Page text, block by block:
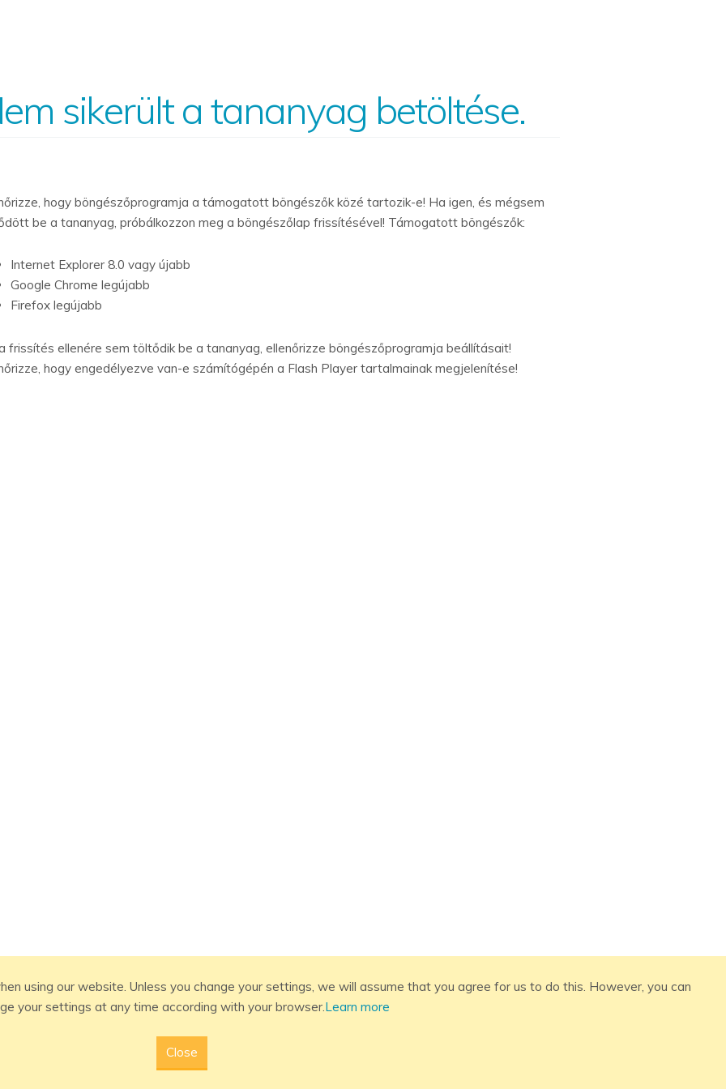
sikerült a tananyag betöltése.
hogy böngészőprogramja a támogatott böngészők közé tartozik-e! Ha igen, és mégsem
be a tananyag, próbálkozzon meg a böngészőlap frissítésével! Támogatott böngészők:
Internet Explorer 8.0 vagy újabb
Google Chrome legújabb
Firefox legújabb
frissítés ellenére sem töltődik be a tananyag, ellenőrizze böngészőprogramja beállításait!
hogy engedélyezve van-e számítógépén a Flash Player tartalmainak megjelenítése!
using our website. Unless you change your settings, we will assume that you agree for us to do this. However, you can
your settings at any time according with your browser.Learn more
Close